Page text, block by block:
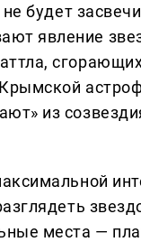
будет
явление
из
места —